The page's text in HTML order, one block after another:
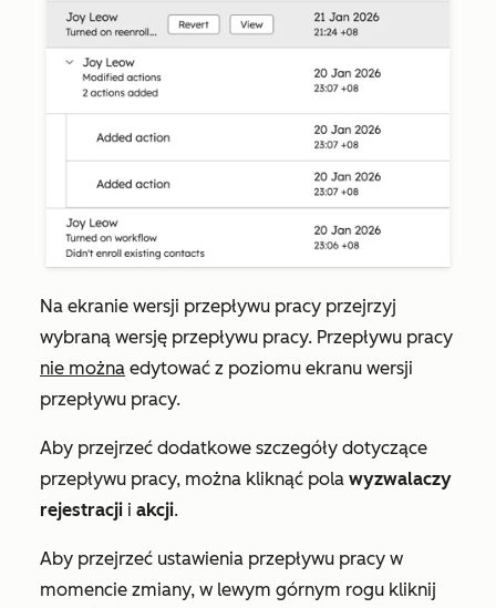
Na ekranie wersji przepływu pracy przejrzyj
wybraną wersję przepływu pracy. Przepływu pracy
nie można edytować z poziomu ekranu wersji
przepływu pracy.
Aby przejrzeć dodatkowe szczegóły dotyczące
przepływu pracy, można kliknąć pola wyzwalaczy
rejestracji i akcji.
Aby przejrzeć ustawienia przepływu pracy w
momencie zmiany, w lewym górnym rogu kliknij